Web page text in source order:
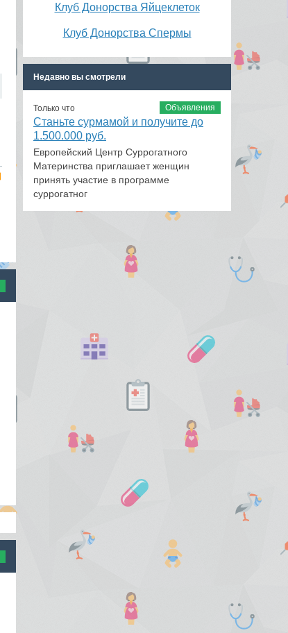
Клуб Донорства Яйцеклеток
Клуб Донорства Спермы
Недавно вы смотрели
Объявления
Только что
Станьте сурмамой и получите до
1.500.000 руб.
Европейский Центр Суррогатного
Материнства приглашает женщин
принять участие в программе
суррогатног